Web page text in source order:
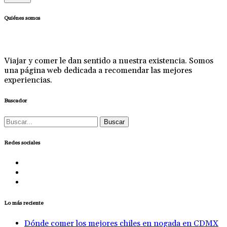
Quiénes somos
Viajar y comer le dan sentido a nuestra existencia. Somos
una página web dedicada a recomendar las mejores
experiencias.
Buscador
Buscar:
Redes sociales
Lo más reciente
Dónde comer los mejores chiles en nogada en CDMX